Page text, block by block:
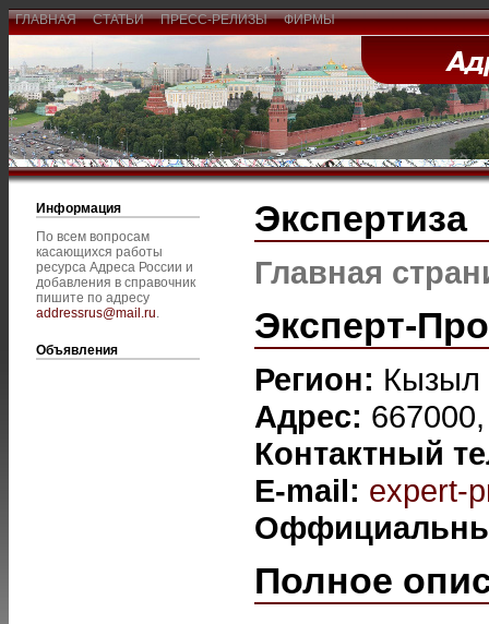
ГЛАВНАЯ СТАТЬИ ПРЕСС-РЕЛИЗЫ ФИРМЫ
Информация
По всем вопросам
касающихся работы
ресурса Адреса России и
добавления в справочник
пишите по адресу
addressrus@mail.ru.
Объявления
Экспертиза
Главная
Эксперт-
Регион: Кызыл
Адрес:
Контактный
E-mail: expert-
Полное